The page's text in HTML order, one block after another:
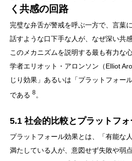
く共感の回路
完璧な弁舌が警戒を呼ぶ一方で、言葉
話すような口下手な人が、なぜ深い共
このメカニズムを説明する最も有力な
学者エリオット・アロンソン（Elliot
じり効果」あるいは「プラットフォー
である 8
5.1 社会的比較とプラットフ
プラットフォール効果とは、「有能な
満たしている人が、意図せず失敗や弱